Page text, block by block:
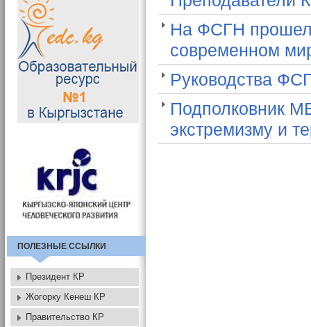
На ФСГН прошел
современном
Руководства
Подполковник
экстремизму и
ПОЛЕЗНЫЕ ССЫЛКИ
Президент КР
Жогорку Кенеш КР
Правительство КР